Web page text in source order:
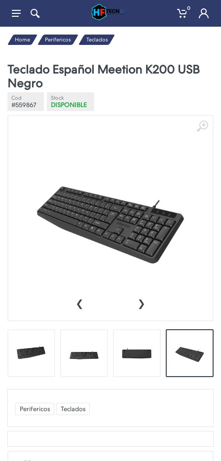
0
Home Perifericos Teclados
Teclado Español Meetion K200 USB
Negro
Cod
#559867
Stock
DISPONIBLE
‹ ›
Perifericos Teclados